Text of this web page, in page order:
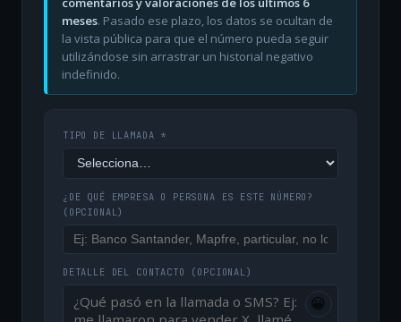
meses. Pasado ese plazo, los datos se ocultan de
la vista pública para que el número pueda seguir
utilizándose sin arrastrar un historial negativo
indefinido.
TIPO DE LLAMADA *
¿DE QUÉ EMPRESA O PERSONA ES ESTE NÚMERO?
(OPCIONAL)
DETALLE DEL CONTACTO (OPCIONAL)
😀